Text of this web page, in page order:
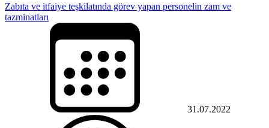
Zabıta ve itfaiye teşkilatında görev yapan personelin zam ve
tazminatları
31.07.2022